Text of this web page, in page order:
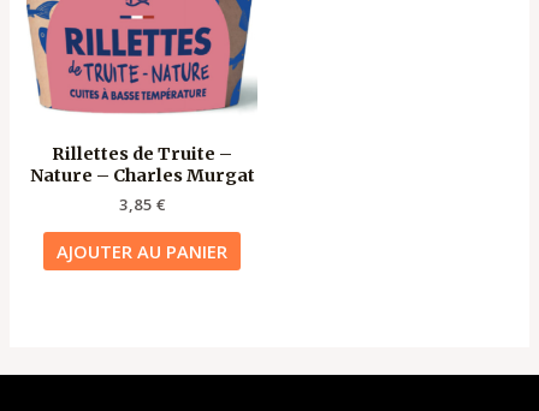
Rillettes de Truite –
Nature – Charles Murgat
3,85 €
AJOUTER AU PANIER